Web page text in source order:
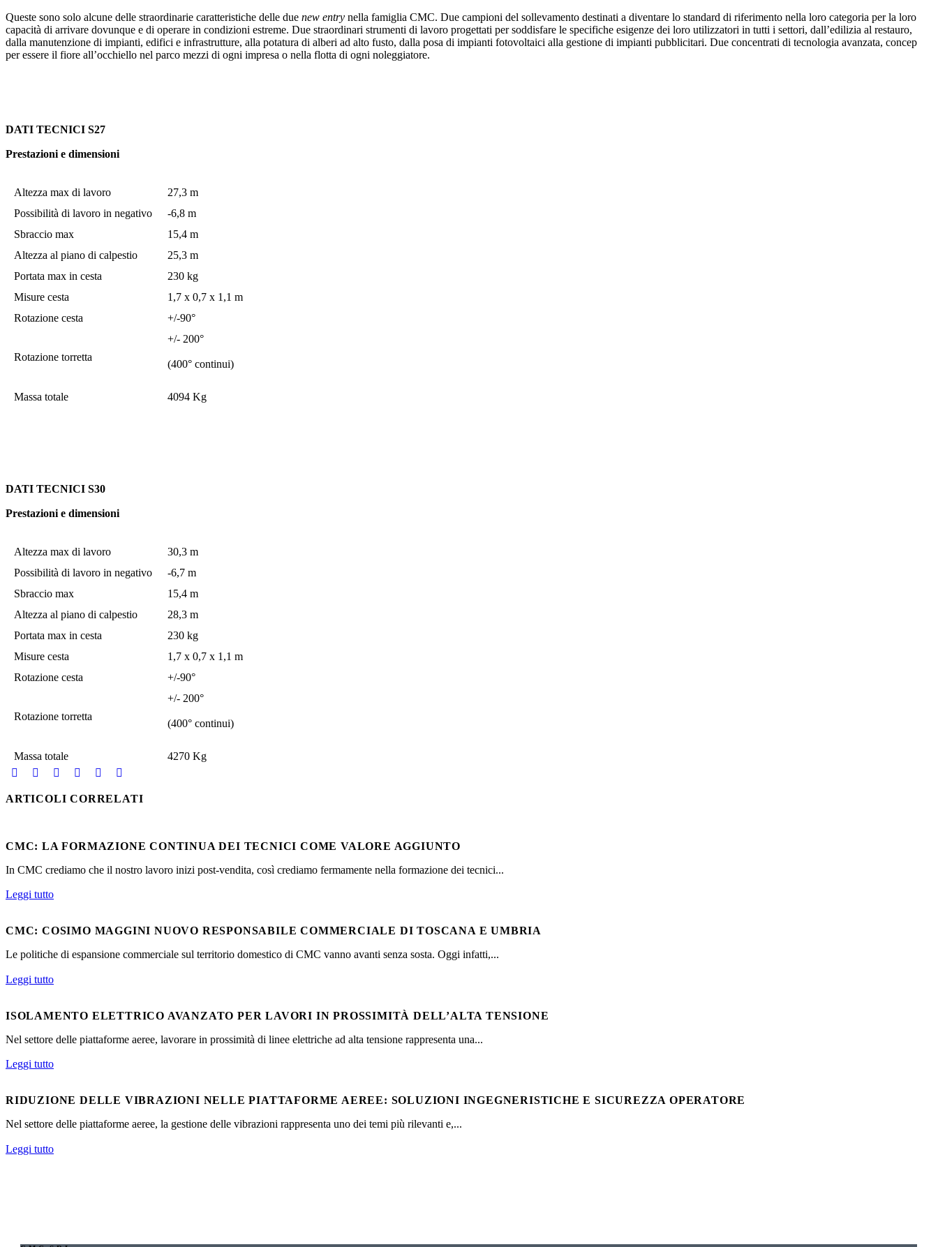
Queste sono solo alcune delle straordinarie caratteristiche delle due new entry nella famiglia CMC. Due campioni del sollevamento destinati a diventare lo standard di riferimento nella loro categoria per la loro
capacità di arrivare dovunque e di operare in condizioni estreme. Due straordinari strumenti di lavoro progettati per soddisfare le specifiche esigenze dei loro utilizzatori in tutti i settori, dall’edilizia al restauro,
dalla manutenzione di impianti, edifici e infrastrutture, alla potatura di alberi ad alto fusto, dalla posa di impianti fotovoltaici alla gestione di impianti pubblicitari. Due concentrati di tecnologia avanzata, concepiti
per essere il fiore all’occhiello nel parco mezzi di ogni impresa o nella flotta di ogni noleggiatore.
DATI TECNICI S27
Prestazioni e dimensioni
Altezza max di lavoro
27,3 m
Possibilità di lavoro in negativo
-6,8 m
Sbraccio max
15,4 m
Altezza al piano di calpestio
25,3 m
Portata max in cesta
230 kg
Misure cesta
1,7 x 0,7 x 1,1 m
Rotazione cesta
+/-90°
Rotazione torretta
+/- 200°
(400° continui)
Massa totale 4094 Kg
DATI TECNICI S30
Prestazioni e dimensioni
Altezza max di lavoro
30,3 m
Possibilità di lavoro in negativo
-6,7 m
Sbraccio max
15,4 m
Altezza al piano di calpestio
28,3 m
Portata max in cesta
230 kg
Misure cesta
1,7 x 0,7 x 1,1 m
Rotazione cesta
+/-90°
Rotazione torretta
+/- 200°
(400° continui)
Massa totale 4270 Kg
ARTICOLI CORRELATI
CMC: LA FORMAZIONE CONTINUA DEI TECNICI COME VALORE AGGIUNTO
In CMC crediamo che il nostro lavoro inizi post-vendita, così crediamo fermamente nella formazione dei tecnici...
Leggi tutto
CMC: COSIMO MAGGINI NUOVO RESPONSABILE COMMERCIALE DI TOSCANA E UMBRIA
Le politiche di espansione commerciale sul territorio domestico di CMC vanno avanti senza sosta. Oggi infatti,...
Leggi tutto
ISOLAMENTO ELETTRICO AVANZATO PER LAVORI IN PROSSIMITÀ DELL’ALTA TENSIONE
Nel settore delle piattaforme aeree, lavorare in prossimità di linee elettriche ad alta tensione rappresenta una...
Leggi tutto
RIDUZIONE DELLE VIBRAZIONI NELLE PIATTAFORME AEREE: SOLUZIONI INGEGNERISTICHE E SICUREZZA OPERATORE
Nel settore delle piattaforme aeree, la gestione delle vibrazioni rappresenta uno dei temi più rilevanti e,...
Leggi tutto